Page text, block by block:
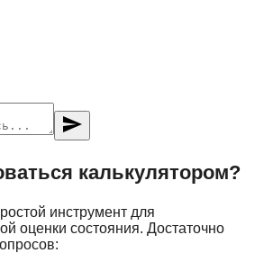
send
калькулятором?
инструмент для
оценки состояния. Достаточно